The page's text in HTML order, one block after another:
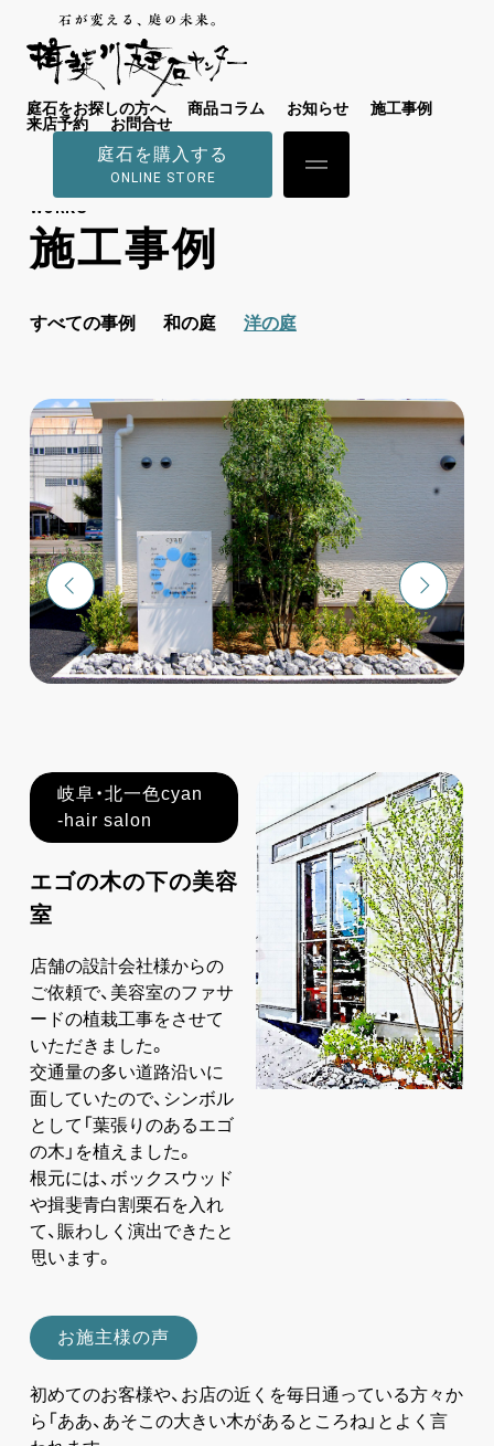
庭石をお探しの方へ 商品コラム お知らせ
施工事例
来店予約
お問合せ
庭石を購入する
ONLINE STORE
WORKS
施工事例
すべての事例 和の庭 洋の庭
岐阜・北一色cyan
-hair salon
エゴの木の下の美容
室
店舗の設計会社様からの
ご依頼で、美容室のファサ
ードの植栽工事をさせて
いただきました。
交通量の多い道路沿いに
面していたので、シンボル
として「葉張りのあるエゴ
の木」を植えました。
根元には、ボックスウッド
や揖斐青白割栗石を入れ
て、賑わしく演出できたと
思います。
お施主様の声
初めてのお客様や、お店の近くを毎日通っている方々か
ら「ああ、あそこの大きい木があるところね」とよく言